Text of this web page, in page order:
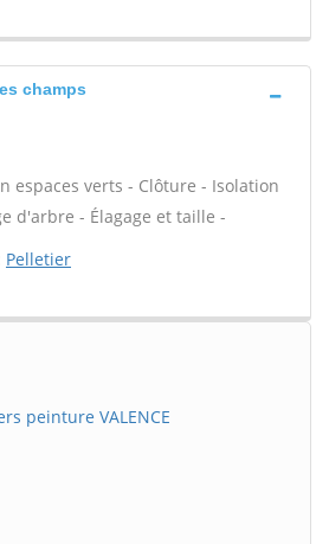
champs
espaces verts - Clôture - Isolation
d'arbre - Élagage et taille -
Pelletier
peinture VALENCE